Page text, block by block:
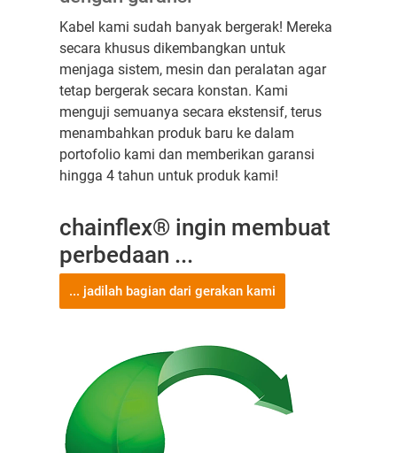
Kabel kami sudah banyak bergerak! Mereka
secara khusus dikembangkan untuk
menjaga sistem, mesin dan peralatan agar
tetap bergerak secara konstan. Kami
menguji semuanya secara ekstensif, terus
menambahkan produk baru ke dalam
portofolio kami dan memberikan garansi
hingga 4 tahun untuk produk kami!
chainflex® ingin membuat
perbedaan ...
... jadilah bagian dari gerakan kami